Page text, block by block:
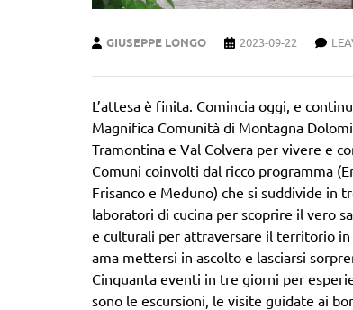
GIUSEPPE LONGO 2023-09-22
L’attesa è finita. Comincia oggi, e
Magnifica Comunità di Montagna
Tramontina e Val Colvera per vivere e
Comuni coinvolti dal ricco programma
Frisanco e Meduno) che si suddivide in
laboratori di cucina per scoprire il vero
e culturali per attraversare il territorio
ama mettersi in ascolto e lasciarsi
Cinquanta eventi in tre giorni per
sono le escursioni, le visite guidate ai